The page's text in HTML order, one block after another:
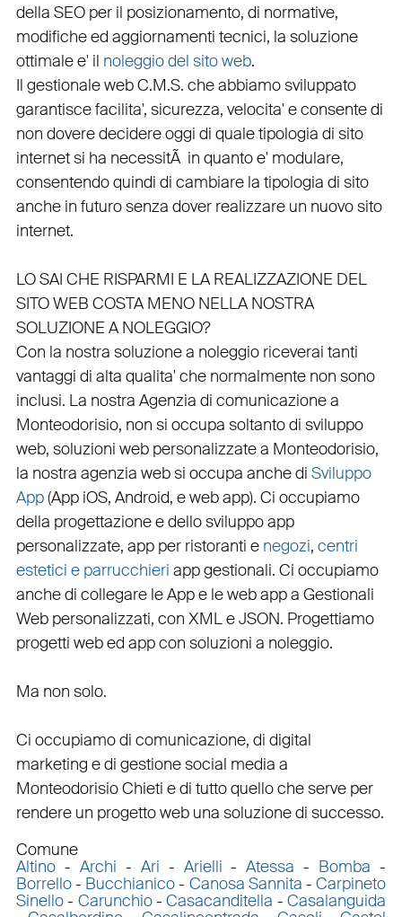
della SEOper il posizionamento, di normative,
modifiche ed aggiornamenti tecnici, la soluzione
ottimale e' il noleggio del sito web.
Il gestionale web C.M.S. che abbiamo sviluppato
garantiscefacilita', sicurezza, velocita' e consente di
non dovere decidere oggi di quale tipologia di sito
internet si ha necessitÃ in quanto e' modulare,
consentendo quindi di cambiare la tipologia di sito
anche in futuro senza dover realizzare un nuovo sito
internet.
LO SAI CHE RISPARMI E LA REALIZZAZIONE DEL
SITO WEB COSTA MENO NELLA NOSTRA
SOLUZIONE A NOLEGGIO?
Con la nostra soluzione a noleggio riceverai tanti
vantaggi di alta qualita' che normalmente non sono
inclusi. La nostra Agenzia di comunicazione a
Monteodorisio, non si occupa soltanto di sviluppo
web, soluzioni web personalizzate a Monteodorisio,
la nostra agenzia websi occupa anche di Sviluppo
App(App iOS, Android, eweb app). Ci occupiamo
della progettazionee dellosviluppo app
personalizzate, app per ristoranti e negozi, centri
estetici e parrucchieri app gestionali. Ci occupiamo
anche di collegareleAppe leweb appa Gestionali
Web personalizzati, con XMLeJSON. Progettiamo
progetti webed appcon soluzioni a noleggio.
Ma non solo.
Ci occupiamo di comunicazione, di digital
marketing e di gestione social media a
MonteodorisioChieti e di tutto quello che serve per
rendere un progetto web una soluzione di successo.
Comune
Altino- Archi - Ari - Arielli -Atessa - Bomba -
Borrello- Bucchianico- Canosa Sannita -Carpineto
Sinello- Carunchio-Casacanditella -Casalanguida